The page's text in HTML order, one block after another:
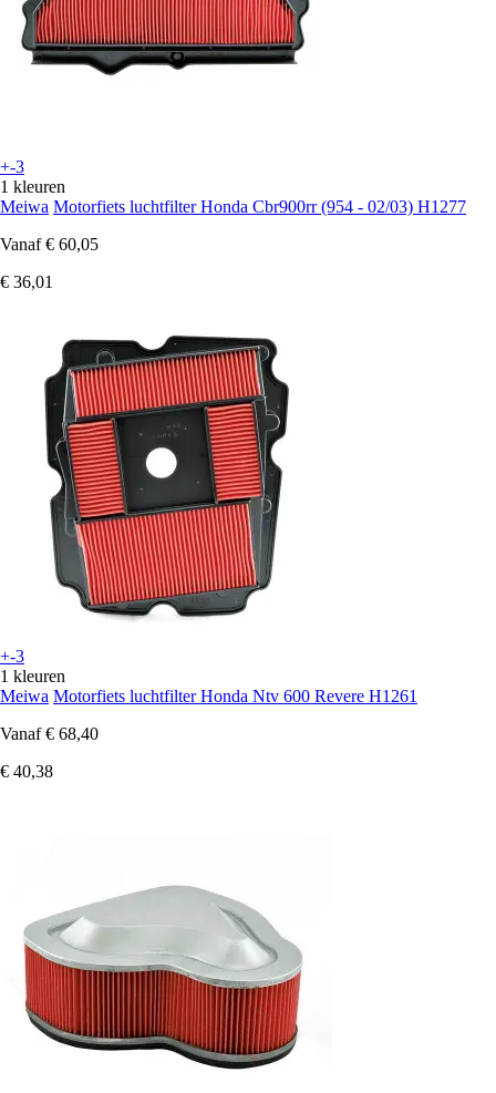
+-3
1 kleuren
Meiwa Motorfiets luchtfilter Honda Cbr900rr (954 - 02/03) H1277
Vanaf € 60,05
€ 36,01
+-3
1 kleuren
Meiwa Motorfiets luchtfilter Honda Ntv 600 Revere H1261
Vanaf € 68,40
€ 40,38